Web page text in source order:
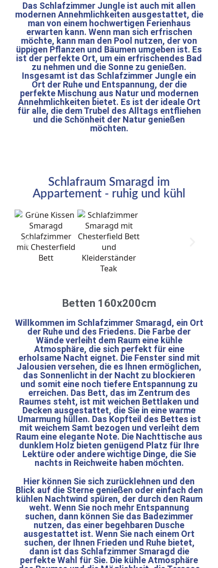
Das Schlafzimmer Jungle ist auch mit allen
modernen Annehmlichkeiten ausgestattet, die
man von einem hochwertigen Ferienhaus
erwarten kann. Wenn man sich erfrischen
möchte, kann man den Pool nutzen, der von
üppigen Pflanzen und Bäumen umgeben ist. Es
ist der perfekte Ort, um ein erfrischendes Bad
zu nehmen und die Sonne zu genießen.
Insgesamt ist das Schlafzimmer Jungle ein
Ort der Ruhe und Entspannung, der die
perfekte Mischung aus Natur und modernen
Annehmlichkeiten bietet. Es ist der ideale Ort
für alle, die dem Trubel des Alltags entfliehen
und die Schönheit der Natur genießen
möchten.
Schlafraum Smaragd im
Appartement - ruhig und kühl
Betten 160x200cm
Willkommen im Schlafzimmer Smaragd, ein Ort
der Ruhe und des Friedens. Die Farbe der
Wände verleiht dem Raum eine kühle
Atmosphäre, die sich perfekt für eine
erholsame Nacht eignet. Die Fenster sind mit
Jalousien versehen, die es Ihnen ermöglichen,
das Sonnenlicht in der Nacht zu blockieren
und somit eine noch tiefere Entspannung zu
erreichen. Das Bett, das im Zentrum des
Raumes steht, ist mit weichen Bettlaken und
Decken ausgestattet, die Sie in eine warme
Umarmung hüllen. Das Kopfteil des Bettes ist
mit weichem Samt bezogen und verleiht dem
Raum eine elegante Note. Die Nachttische aus
dunklem Holz bieten genügend Platz für Ihre
Lektüre oder andere wichtige Dinge, die Sie
nachts in Reichweite haben möchten.
Hier können Sie sich zurücklehnen und den
Blick auf die Sterne genießen oder einfach den
kühlen Nachtwind spüren, der durch den Raum
weht. Wenn Sie noch mehr Entspannung
suchen, dann können Sie das Badezimmer
nutzen, das einer begehbaren Dusche
ausgestattet ist. Wenn Sie nach einem Ort
suchen, der Ihnen Frieden und Ruhe bietet,
dann ist das Schlafzimmer Smaragd die
perfekte Wahl für Sie. Die kühle Atmosphäre